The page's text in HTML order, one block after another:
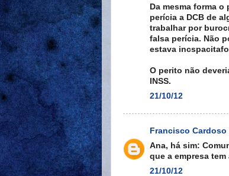
Da mesma forma
perícia a DCB de
trabalhar por
falsa perícia. Não
estava
O perito não
INSS.
21/10/12
Francisco Cardoso
Ana, há sim:
que a empresa
21/10/12